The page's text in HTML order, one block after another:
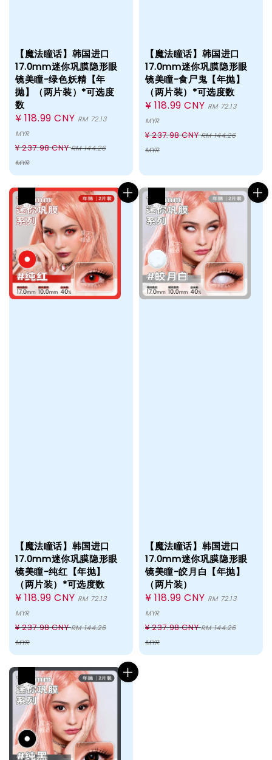
【魔法瞳话】韩国进口
17.0mm迷你巩膜隐形眼
镜美瞳-绿色妖精【年
抛】（两片装）*可选度
数
Sale
price
¥ 118.99 CNY RM 72.13
MYR
Regular
price
¥ 237.98 CNYRM 144.26
MYR
【魔法瞳话】韩国进口
17.0mm迷你巩膜隐形眼
镜美瞳-食尸鬼【年抛】
（两片装）*可选度数
Sale
price
¥ 118.99 CNY RM 72.13
MYR
Regular
price
¥ 237.98 CNYRM 144.26
MYR
【魔法瞳话】韩国进口
17.0mm迷你巩膜隐形眼
镜美瞳-纯红【年抛】
（两片装）*可选度数
Sale
price
¥ 118.99 CNY RM 72.13
MYR
Regular
price
¥ 237.98 CNYRM 144.26
MYR
【魔法瞳话】韩国进口
17.0mm迷你巩膜隐形眼
镜美瞳-皎月白【年抛】
（两片装）
Sale
price
¥ 118.99 CNY RM 72.13
MYR
Regular
price
¥ 237.98 CNYRM 144.26
MYR